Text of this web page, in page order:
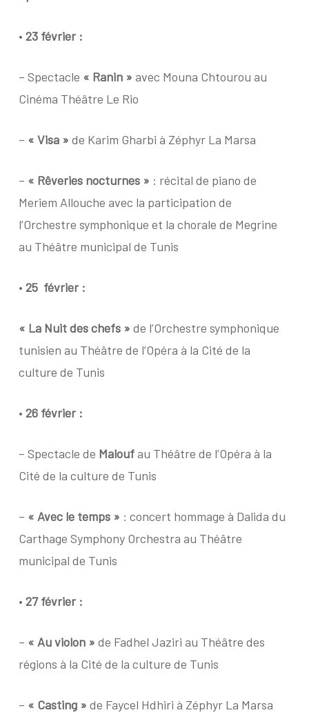
• 23 février :
– Spectacle « Ranin » avec Mouna Chtourou au
Cinéma Théâtre Le Rio
– « Visa » de Karim Gharbi à Zéphyr La Marsa
– « Rêveries nocturnes » : récital de piano de
Meriem Allouche avec la participation de
l’Orchestre symphonique et la chorale de Megrine
au Théâtre municipal de Tunis
• 25 février :
« La Nuit des chefs » de l’Orchestre symphonique
tunisien au Théâtre de l’Opéra à la Cité de la
culture de Tunis
• 26 février :
– Spectacle de Maloufau Théâtre de l’Opéra à la
Cité de la culture de Tunis
– « Avec le temps » : concert hommage à Dalida du
Carthage Symphony Orchestra au Théâtre
municipal de Tunis
• 27 février :
– « Au violon » de Fadhel Jaziri au Théâtre des
régions à la Cité de la culture de Tunis
– « Casting » de Faycel Hdhiri à Zéphyr La Marsa